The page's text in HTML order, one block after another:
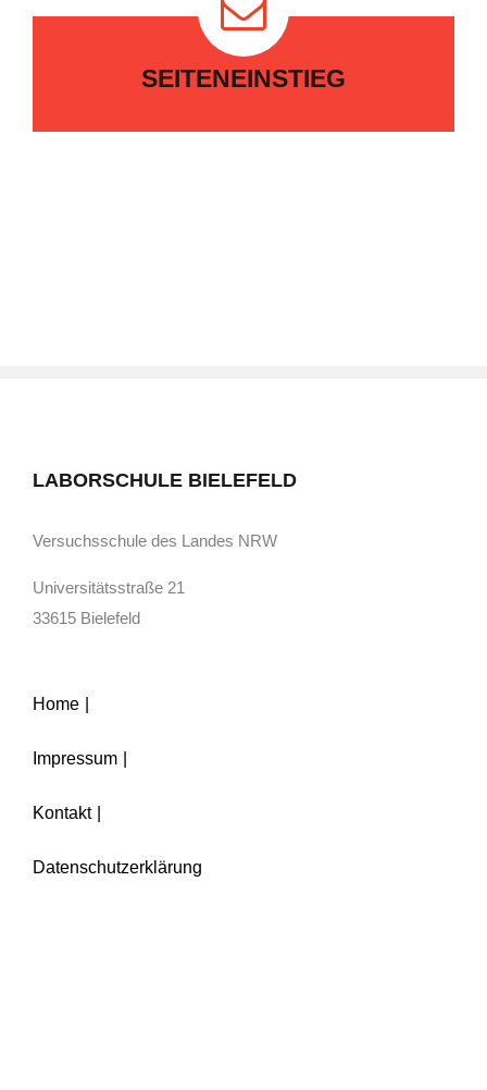
SEITENEINSTIEG
LABORSCHULE BIELEFELD
Versuchsschule des Landes NRW
Universitätsstraße 21
33615 Bielefeld
Home
Impressum
Kontakt
Datenschutzerklärung